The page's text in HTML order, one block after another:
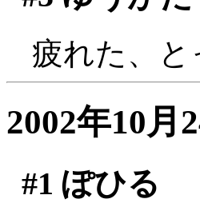
疲れた、
2002年10月
#1 ぽひる